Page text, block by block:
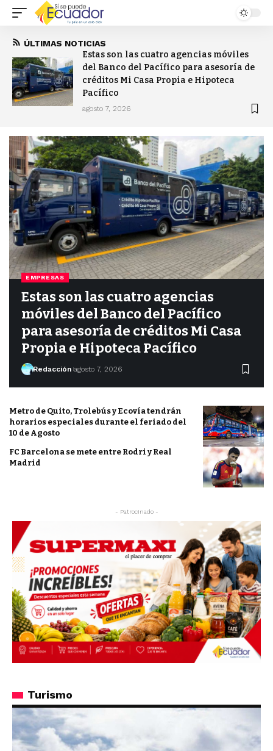
ÚLTIMAS NOTICIAS
Estas son las cuatro agencias móviles
del Banco del Pacífico para asesoría de
créditos Mi Casa Propia e Hipoteca
Pacífico
agosto 7, 2026
EMPRESAS
Estas son las cuatro agencias
móviles del Banco del Pacífico
para asesoría de créditos Mi Casa
Propia e Hipoteca Pacífico
Redacción agosto 7, 2026
Metro de Quito, Trolebús y Ecovía tendrán
horarios especiales durante el feriado del
10 de Agosto
FC Barcelona se mete entre Rodri y Real
Madrid
- Patrocinado -
Turismo